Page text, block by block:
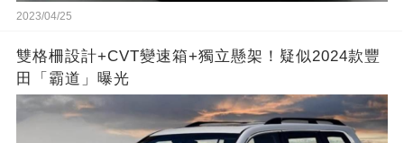
2023/04/25
雙格柵設計+CVT變速箱+獨立懸架！疑似2024款豐
田「霸道」曝光